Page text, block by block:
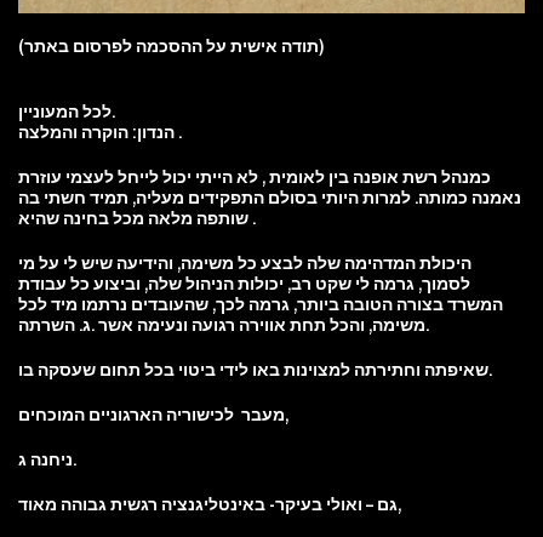
(תודה אישית על ההסכמה לפרסום באתר)
לכל המעוניין.
הנדון: הוקרה והמלצה .
כמנהל רשת אופנה בין לאומית , לא הייתי יכול לייחל לעצמי עוזרת
נאמנה כמותה. למרות היותי בסולם התפקידים מעליה, תמיד חשתי בה
שותפה מלאה מכל בחינה שהיא .
היכולת המדהימה שלה לבצע כל משימה, והידיעה שיש לי על מי
לסמוך, גרמה לי שקט רב, יכולות הניהול שלה, וביצוע כל עבודת
המשרד בצורה הטובה ביותר, גרמה לכך, שהעובדים נרתמו מיד לכל
משימה,והכל תחת אווירה רגועה ונעימה אשר .ג. השרתה.
שאיפתה וחתירתה למצוינות באו לידי ביטוי בכל תחום שעסקה בו.
מעבר לכישוריה הארגוניים המוכחים,
ניחנה ג.
גם – ואולי בעיקר- באינטליגנציה רגשית גבוהה מאוד,